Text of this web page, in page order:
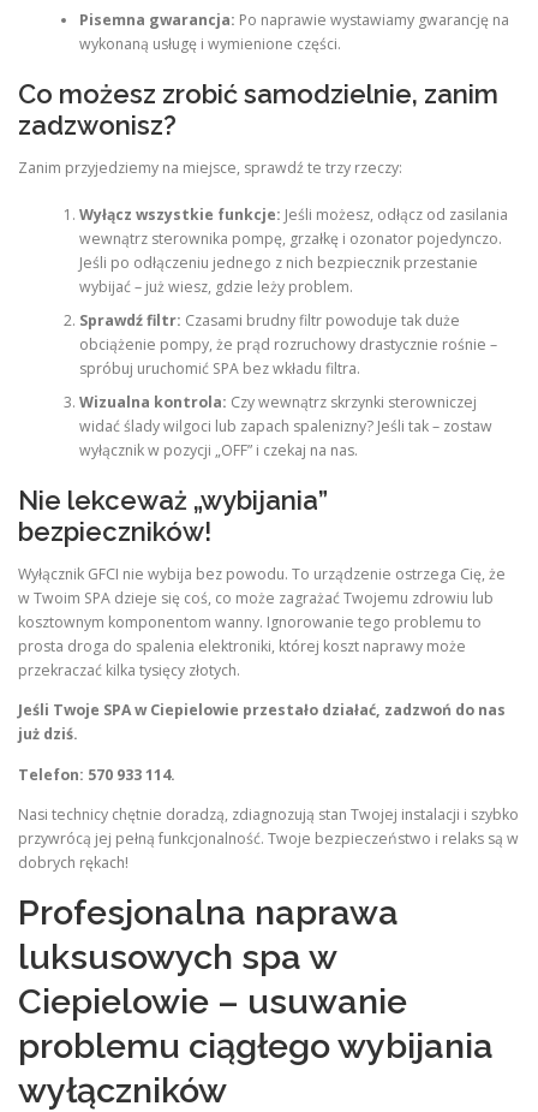
Pisemna gwarancja: Po naprawie wystawiamy gwarancję na
wykonaną usługę i wymienione części.
Co możesz zrobić samodzielnie, zanim
zadzwonisz?
Zanim przyjedziemy na miejsce, sprawdź te trzy rzeczy:
Wyłącz wszystkie funkcje: Jeśli możesz, odłącz od zasilania
wewnątrz sterownika pompę, grzałkę i ozonator pojedynczo.
Jeśli po odłączeniu jednego z nich bezpiecznik przestanie
wybijać – już wiesz, gdzie leży problem.
Sprawdź filtr: Czasami brudny filtr powoduje tak duże
obciążenie pompy, że prąd rozruchowy drastycznie rośnie –
spróbuj uruchomić SPA bez wkładu filtra.
Wizualna kontrola: Czy wewnątrz skrzynki sterowniczej
widać ślady wilgoci lub zapach spalenizny? Jeśli tak – zostaw
wyłącznik w pozycji „OFF” i czekaj na nas.
Nie lekceważ „wybijania”
bezpieczników!
Wyłącznik GFCI nie wybija bez powodu. To urządzenie ostrzega Cię, że
w Twoim SPA dzieje się coś, co może zagrażać Twojemu zdrowiu lub
kosztownym komponentom wanny. Ignorowanie tego problemu to
prosta droga do spalenia elektroniki, której koszt naprawy może
przekraczać kilka tysięcy złotych.
Jeśli Twoje SPA w Ciepielowie przestało działać, zadzwoń do nas
już dziś.
Telefon: 570 933 114.
Nasi technicy chętnie doradzą, zdiagnozują stan Twojej instalacji i szybko
przywrócą jej pełną funkcjonalność. Twoje bezpieczeństwo i relaks są w
dobrych rękach!
Profesjonalna naprawa
luksusowych spa w
Ciepielowie – usuwanie
problemu ciągłego wybijania
wyłączników